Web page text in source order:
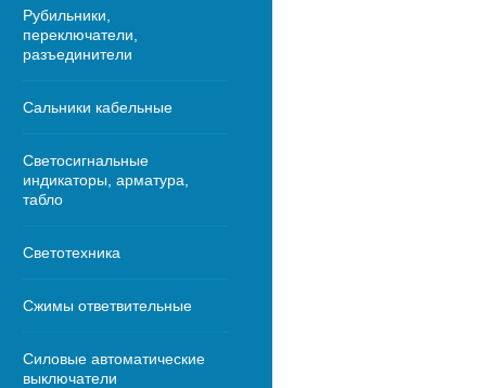
Рубильники,
переключатели,
разъединители
Сальники кабельные
Светосигнальные
индикаторы, арматура,
табло
Светотехника
Сжимы ответвительные
Силовые автоматические
выключатели